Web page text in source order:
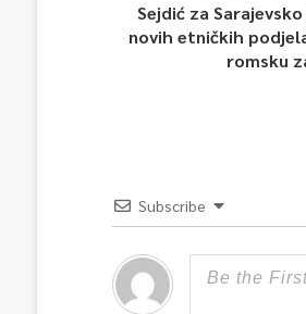
Sejdić za
novih etničkih
romsku
Subscribe